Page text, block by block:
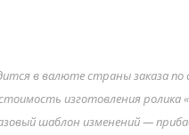
в валюте страны заказа по
изготовления ролика
шаблон изменений —